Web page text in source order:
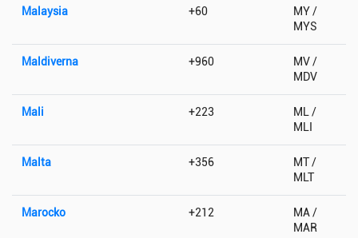
Malaysia +60
MY /
MYS
Maldiverna +960
MV /
MDV
Mali +223
ML /
MLI
Malta +356
MT /
MLT
Marocko +212
MA /
MAR